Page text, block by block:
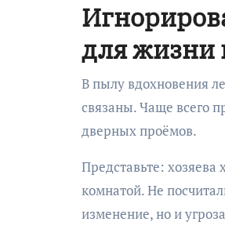
для жизни
В пылу вдохновения
связаны. Чаще всего
дверных проёмов.
Представьте:
комнатой. Не
изменение, но и